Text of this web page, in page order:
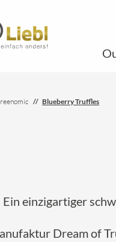
Blueberry Truffles
einzigartiger
Dream of